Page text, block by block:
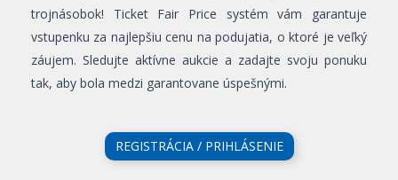
trojnásobok! Ticket Fair Price systém vám garantuje
vstupenku za najlepšiu cenu na podujatia, o ktoré je veľký
záujem. Sledujte aktívne aukcie a zadajte svoju ponuku
tak, aby bola medzi garantovane úspešnými.
REGISTRÁCIA / PRIHLÁSENIE